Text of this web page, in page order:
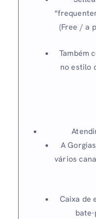
(Free / a
Também
no estilo
A
vários
Caixa de